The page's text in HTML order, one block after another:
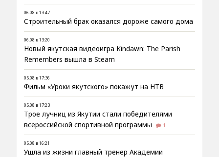
06.08 в 13:47
Строительный брак оказался дороже самого дома
06.08 в 13:20
Новый якутская видеоигра Kindawn: The Parish
Remembers вышла в Steam
05.08 в 17:36
Фильм «Уроки якутского» покажут на НТВ
05.08 в 17:23
Трое лучниц из Якутии стали победителями
всероссийской спортивной программы
1
05.08 в 16:21
Ушла из жизни главный тренер Академии